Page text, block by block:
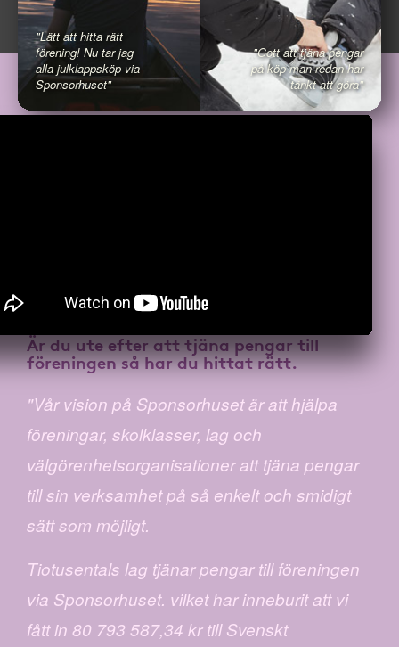
"Lätt att hitta rätt
förening! Nu tar jag
alla julklappsköp via
Sponsorhuset"
"Gott att tjäna pengar
på köp man redan har
tänkt att göra"
Är du ute efter atttjäna pengar till
föreningenså har du hittat rätt.
"Vår vision på Sponsorhuset är att hjälpa
föreningar, skolklasser, lag och
välgörenhetsorganisationer att tjäna pengar
till sin verksamhet på så enkelt och smidigt
sätt som möjligt.
Tiotusentals lag tjänar pengar till föreningen
via Sponsorhuset. vilket har inneburit att vi
fått in 80 793 587,34 kr till Svenskt